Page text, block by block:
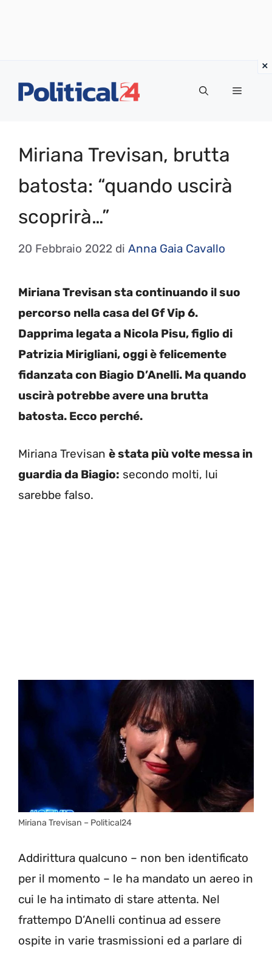
Menu
Miriana Trevisan, brutta
batosta: “quando uscirà
scoprirà…”
20 Febbraio 2022 di Anna Gaia Cavallo
Miriana Trevisan sta continuando il suo
percorso nella casa del Gf Vip 6.
Dapprima legata a Nicola Pisu, figlio di
Patrizia Mirigliani, oggi è felicemente
fidanzata con Biagio D’Anelli. Ma quando
uscirà potrebbe avere una brutta
batosta. Ecco perché.
Miriana Trevisan è stata più volte messa in
guardia da Biagio: secondo molti, lui
sarebbe falso.
Miriana Trevisan – Political24
Addirittura qualcuno – non ben identificato
per il momento – le ha mandato un aereo in
cui le ha intimato di stare attenta. Nel
frattempo D’Anelli continua ad essere
ospite in varie trasmissioni ed a parlare di